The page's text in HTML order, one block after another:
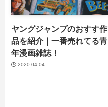
ヤングジャンプのおすす作
品を紹介｜一番売れてる青
年漫画雑誌！
2020.04.04